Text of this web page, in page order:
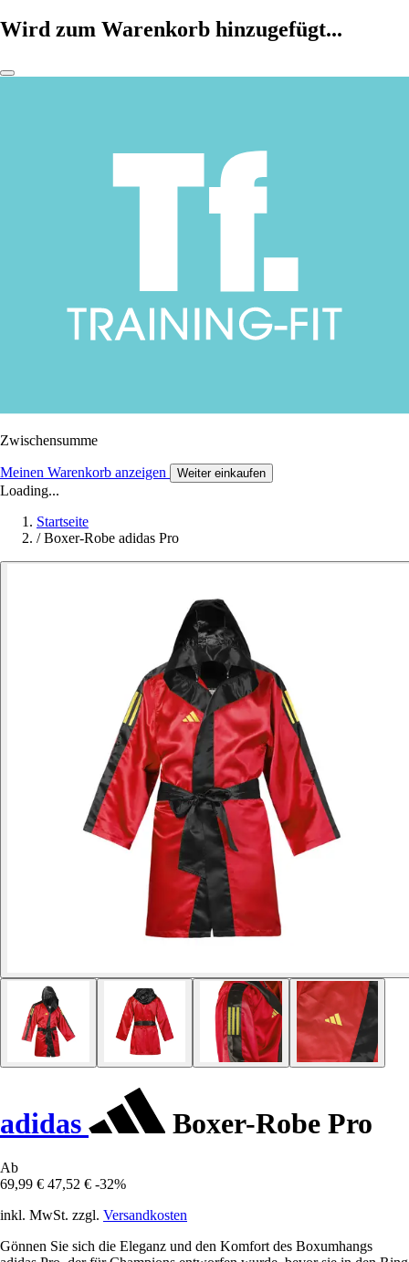
Wird zum Warenkorb hinzugefügt...
Zwischensumme
Meinen Warenkorb anzeigen Weiter einkaufen
Loading...
Startseite
/ Boxer-Robe adidas Pro
adidas Boxer-Robe Pro
Ab
69,99 € 47,52 € -32%
inkl. MwSt. zzgl. Versandkosten
Gönnen Sie sich die Eleganz und den Komfort des Boxumhangs